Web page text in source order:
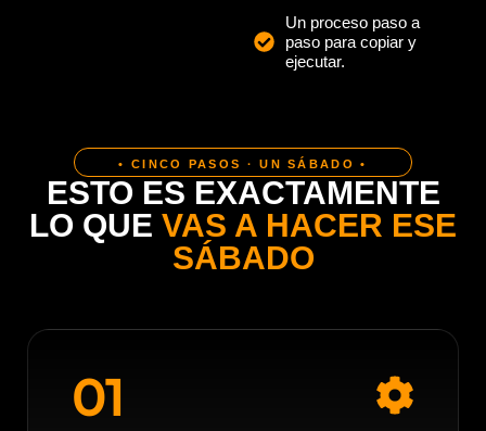
Un proceso paso a
paso para copiar y
ejecutar.
• CINCO PASOS · UN SÁBADO •
ESTO ES EXACTAMENTE
LO QUE VAS A HACER ESE
SÁBADO
01